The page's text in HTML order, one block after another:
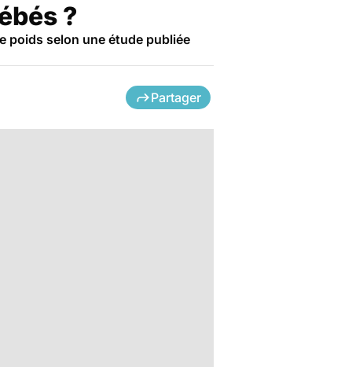
?
poids selon une étude publiée
Partager